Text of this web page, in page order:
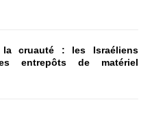
cruauté : les Israéliens
entrepôts de matériel